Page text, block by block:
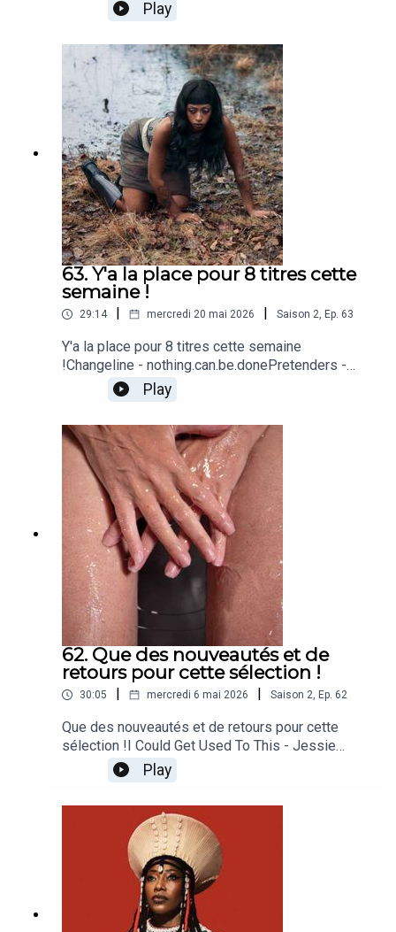
montagneSasha Keable - heal
somethingGoldfrapp - Fly Me AwayEcca Vandal -
VERTICAL WORLDSLinLin - +case_lang_veirs -
Song for Judee
Play
63. Y'a la place pour 8 titres cette
semaine !
29:14 | mercredi 20 mai 2026 | Saison 2, Ep. 63
Y'a la place pour 8 titres cette semaine
!Changeline - nothing.can.be.donePretenders -
Back on the Chain Gang (2007 Remaster)PPJ -
Então Tá BemMelissa Etheridge - You Can Sleep
While I DriveTanita Tikaram - Turn The Lights
Down LowNia Archives - DangerMommy Long
Legs - Weird Girl [Explicit]Patrick Watson - we fly
for the ones we love
Play
62. Que des nouveautés et de
retours pour cette sélection !
30:05 mercredi 6 mai 2026 Saison 2, Ep. 62
Que des nouveautés et de retours pour cette
sélection !I Could Get Used To This - Jessie
WareAll This Disaster - Sarah McLachlanSœur
d'oranger - GrifeWhatcha Gonna Do About It -
PeachesLoneliest Heart Of All - MalummíWoke
up High - Vanessa CarltonSur la plage - Laura
Cahen, This is the KitConstant - Kate Boy
Play